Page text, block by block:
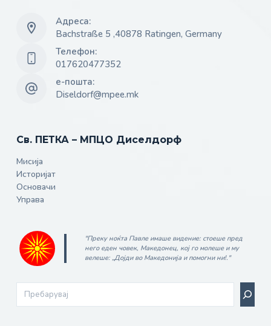
Адреса:
Bachstraße 5 ,40878 Ratingen, Germany
Телефон:
017620477352
е-пошта:
Diseldorf@mpee.mk
Св. ПЕТКА – МПЦО Диселдорф
Мисија
Историјат
Основачи
Управа
"Преку ноќта Павле имаше видение: стоеше пред
него еден човек, Ма­ке­до­нец, кој го молеше и му
велеше: „Дојди во Македонија и помогни ни!."
Search